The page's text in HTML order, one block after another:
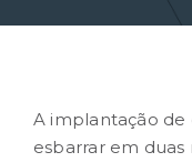
A implantação
esbarrar em duas